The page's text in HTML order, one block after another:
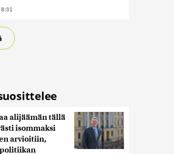
alijäämän tällä
isommaksi
arvioitiin,